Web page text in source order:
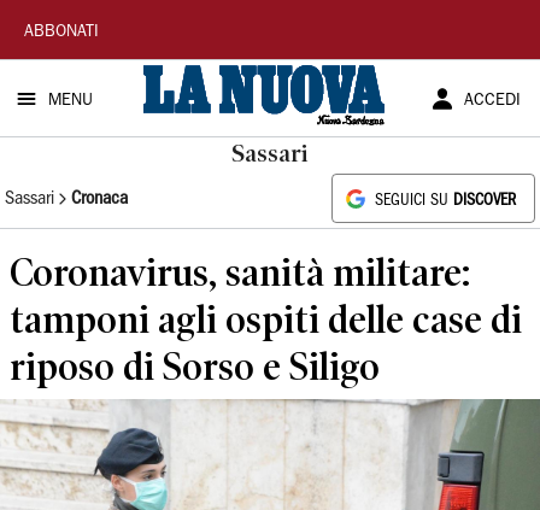
La
Nuova
Sardegna
ABBONATI
MENU ACCEDI
Sassari
Sassari Cronaca SEGUICI SU DISCOVER
Coronavirus, sanità militare:
tamponi agli ospiti delle case di
riposo di Sorso e Siligo